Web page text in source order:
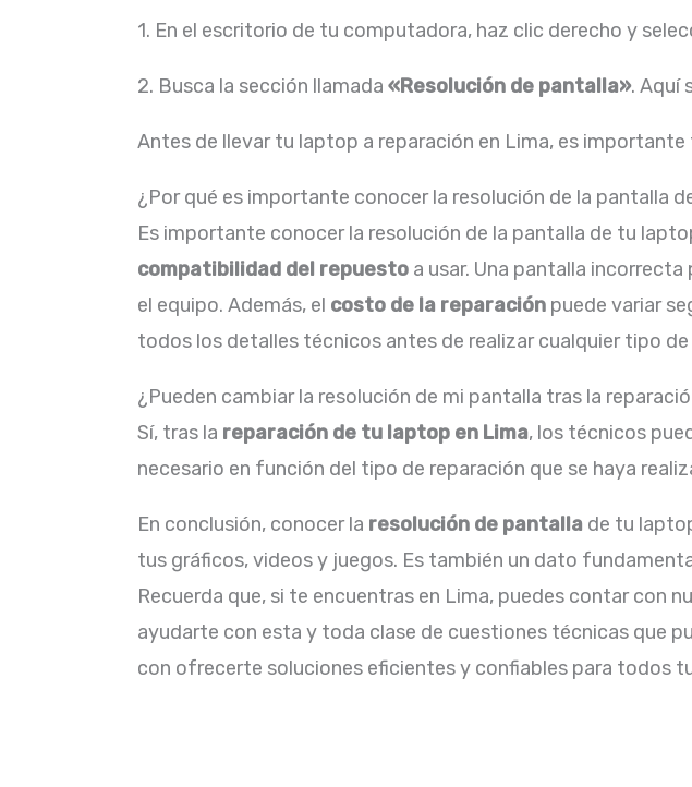
1. En el escritorio de tu computadora, haz clic derecho y
2. Busca la sección llamada «Resolución de pantalla». Aquí
Antes de llevar tu laptop a reparación en Lima, es
¿Por qué es importante conocer la resolución de la pantalla
Es importante conocer la resolución de la pantalla de tu
compatibilidad del repuesto a usar. Una pantalla
el equipo. Además, el costo de la reparación puede variar
todos los detalles técnicos antes de realizar cualquier tipo de
¿Pueden cambiar la resolución de mi pantalla tras la
Sí, tras la reparación de tu laptop en Lima, los técnicos
necesario en función del tipo de reparación que se haya
En conclusión, conocer la resolución de pantalla de tu
tus gráficos, videos y juegos. Es también un dato
Recuerda que, si te encuentras en Lima, puedes contar con
ayudarte con esta y toda clase de cuestiones técnicas que
con ofrecerte soluciones eficientes y confiables para todos